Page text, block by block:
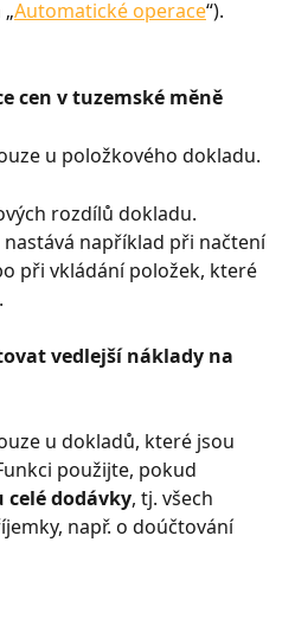
Automatické operace“).
cen v tuzemské měně
u položkového dokladu.
rozdílů dokladu.
například při načtení
při vkládání položek, které
vedlejší náklady na
u dokladů, které jsou
použijte, pokud
celé dodávky, tj. všech
např. o doúčtování